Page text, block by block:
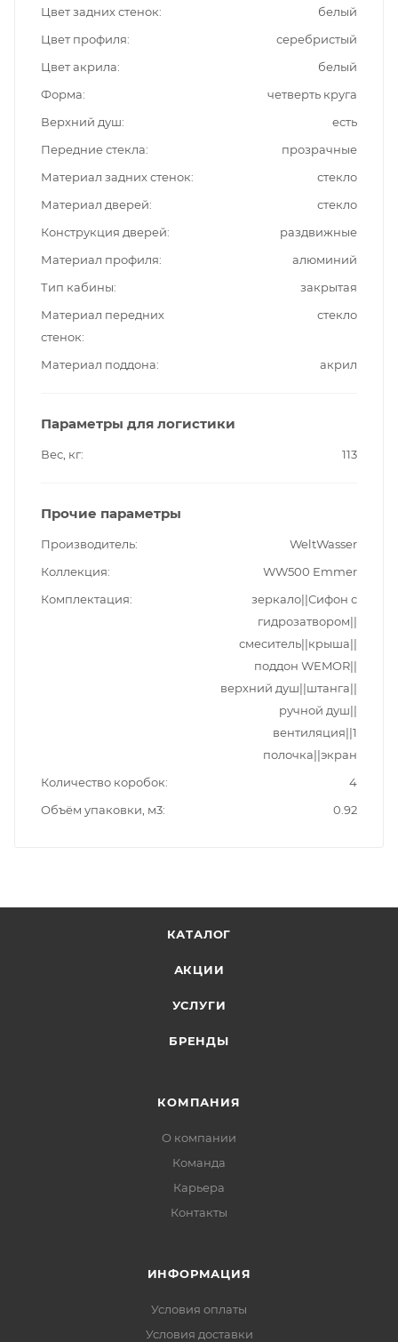
Цвет задних стенок
белый
Цвет профиля
серебристый
Цвет акрила
белый
Форма
четверть круга
Верхний душ
есть
Передние стекла
прозрачные
Материал задних стенок
стекло
Материал дверей
стекло
Конструкция дверей
раздвижные
Материал профиля
алюминий
Тип кабины
закрытая
Материал передних
стенок
стекло
Материал поддона акрил
Параметры для логистики
Вес, кг 113
Прочие параметры
Производитель
WeltWasser
Коллекция
WW500 Emmer
Комплектация
зеркало||Сифон с
гидрозатвором||
смеситель||крыша||
поддон WEMOR||
верхний душ||штанга||
ручной душ||
вентиляция||1
полочка||экран
Количество коробок
4
Объём упаковки, м3
0.92
КАТАЛОГ
АКЦИИ
УСЛУГИ
БРЕНДЫ
КОМПАНИЯ
О компании
Команда
Карьера
Контакты
ИНФОРМАЦИЯ
Условия оплаты
Условия доставки